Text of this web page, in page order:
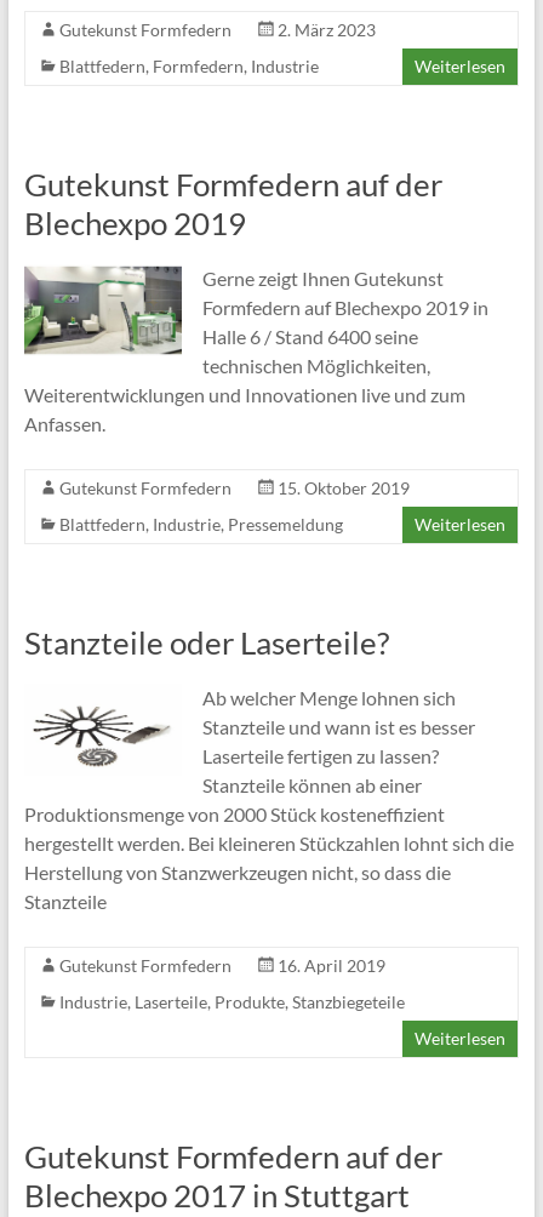
Gutekunst Formfedern
2. März 2023
Blattfedern, Formfedern, Industrie Weiterlesen
Gutekunst Formfedern auf der
Blechexpo 2019
Gerne zeigt Ihnen Gutekunst
Formfedern auf Blechexpo 2019 in
Halle 6 / Stand 6400 seine
technischen Möglichkeiten,
Weiterentwicklungen und Innovationen live und zum
Anfassen.
Gutekunst Formfedern
15. Oktober 2019
Blattfedern, Industrie, Pressemeldung Weiterlesen
Stanzteile oder Laserteile?
Ab welcher Menge lohnen sich
Stanzteile und wann ist es besser
Laserteile fertigen zu lassen?
Stanzteile können ab einer
Produktionsmenge von 2000 Stück kosteneffizient
hergestellt werden. Bei kleineren Stückzahlen lohnt sich die
Herstellung von Stanzwerkzeugen nicht, so dass die
Stanzteile
Gutekunst Formfedern
16. April 2019
Industrie, Laserteile, Produkte, Stanzbiegeteile
Weiterlesen
Gutekunst Formfedern auf der
Blechexpo 2017 in Stuttgart